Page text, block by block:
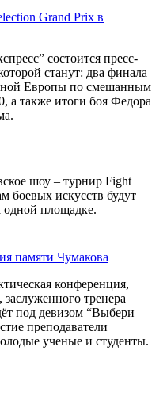
Grand Prix в
состоится пресс-
станут: два финала
Европы по смешанным
а также итоги боя Федора
шоу – турнир Fight
искусств будут
одной площадке.
памяти Чумакова
конференция,
тренера
под девизом “Выбери
преподаватели
ученые и студенты.